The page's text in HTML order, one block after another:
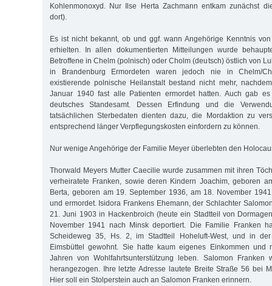
Kohlenmonoxyd. Nur Ilse Herta Zachmann entkam zunächst
dort).
Es ist nicht bekannt, ob und ggf. wann Angehörige Kenntnis
erhielten. In allen dokumentierten Mitteilungen wurde
Betroffene in Chelm (polnisch) oder Cholm (deutsch) östlich von
in Brandenburg Ermordeten waren jedoch nie in Chelm/
existierende polnische Heilanstalt bestand nicht mehr,
Januar 1940 fast alle Patienten ermordet hatten. Auch gab
deutsches Standesamt. Dessen Erfindung und die
tatsächlichen Sterbedaten dienten dazu, die Mordaktion zu
entsprechend länger Verpflegungskosten einfordern zu können.
Nur wenige Angehörige der Familie Meyer überlebten den
Thorwald Meyers Mutter Caecilie wurde zusammen mit ihren
verheiratete Franken, sowie deren Kindern Joachim, geboren
Berta, geboren am 19. September 1936, am 18. November
und ermordet. Isidora Frankens Ehemann, der Schlachter
21. Juni 1903 in Hackenbroich (heute ein Stadtteil von
November 1941 nach Minsk deportiert. Die Familie Franken
Scheideweg 35, Hs. 2, im Stadtteil Hoheluft-West, und in
Eimsbüttel gewohnt. Sie hatte kaum eigenes Einkommen und
Jahren von Wohlfahrtsunterstützung leben. Salomon Franken
herangezogen. Ihre letzte Adresse lautete Breite Straße 56 bei
Hier soll ein Stolperstein auch an Salomon Franken erinnern.